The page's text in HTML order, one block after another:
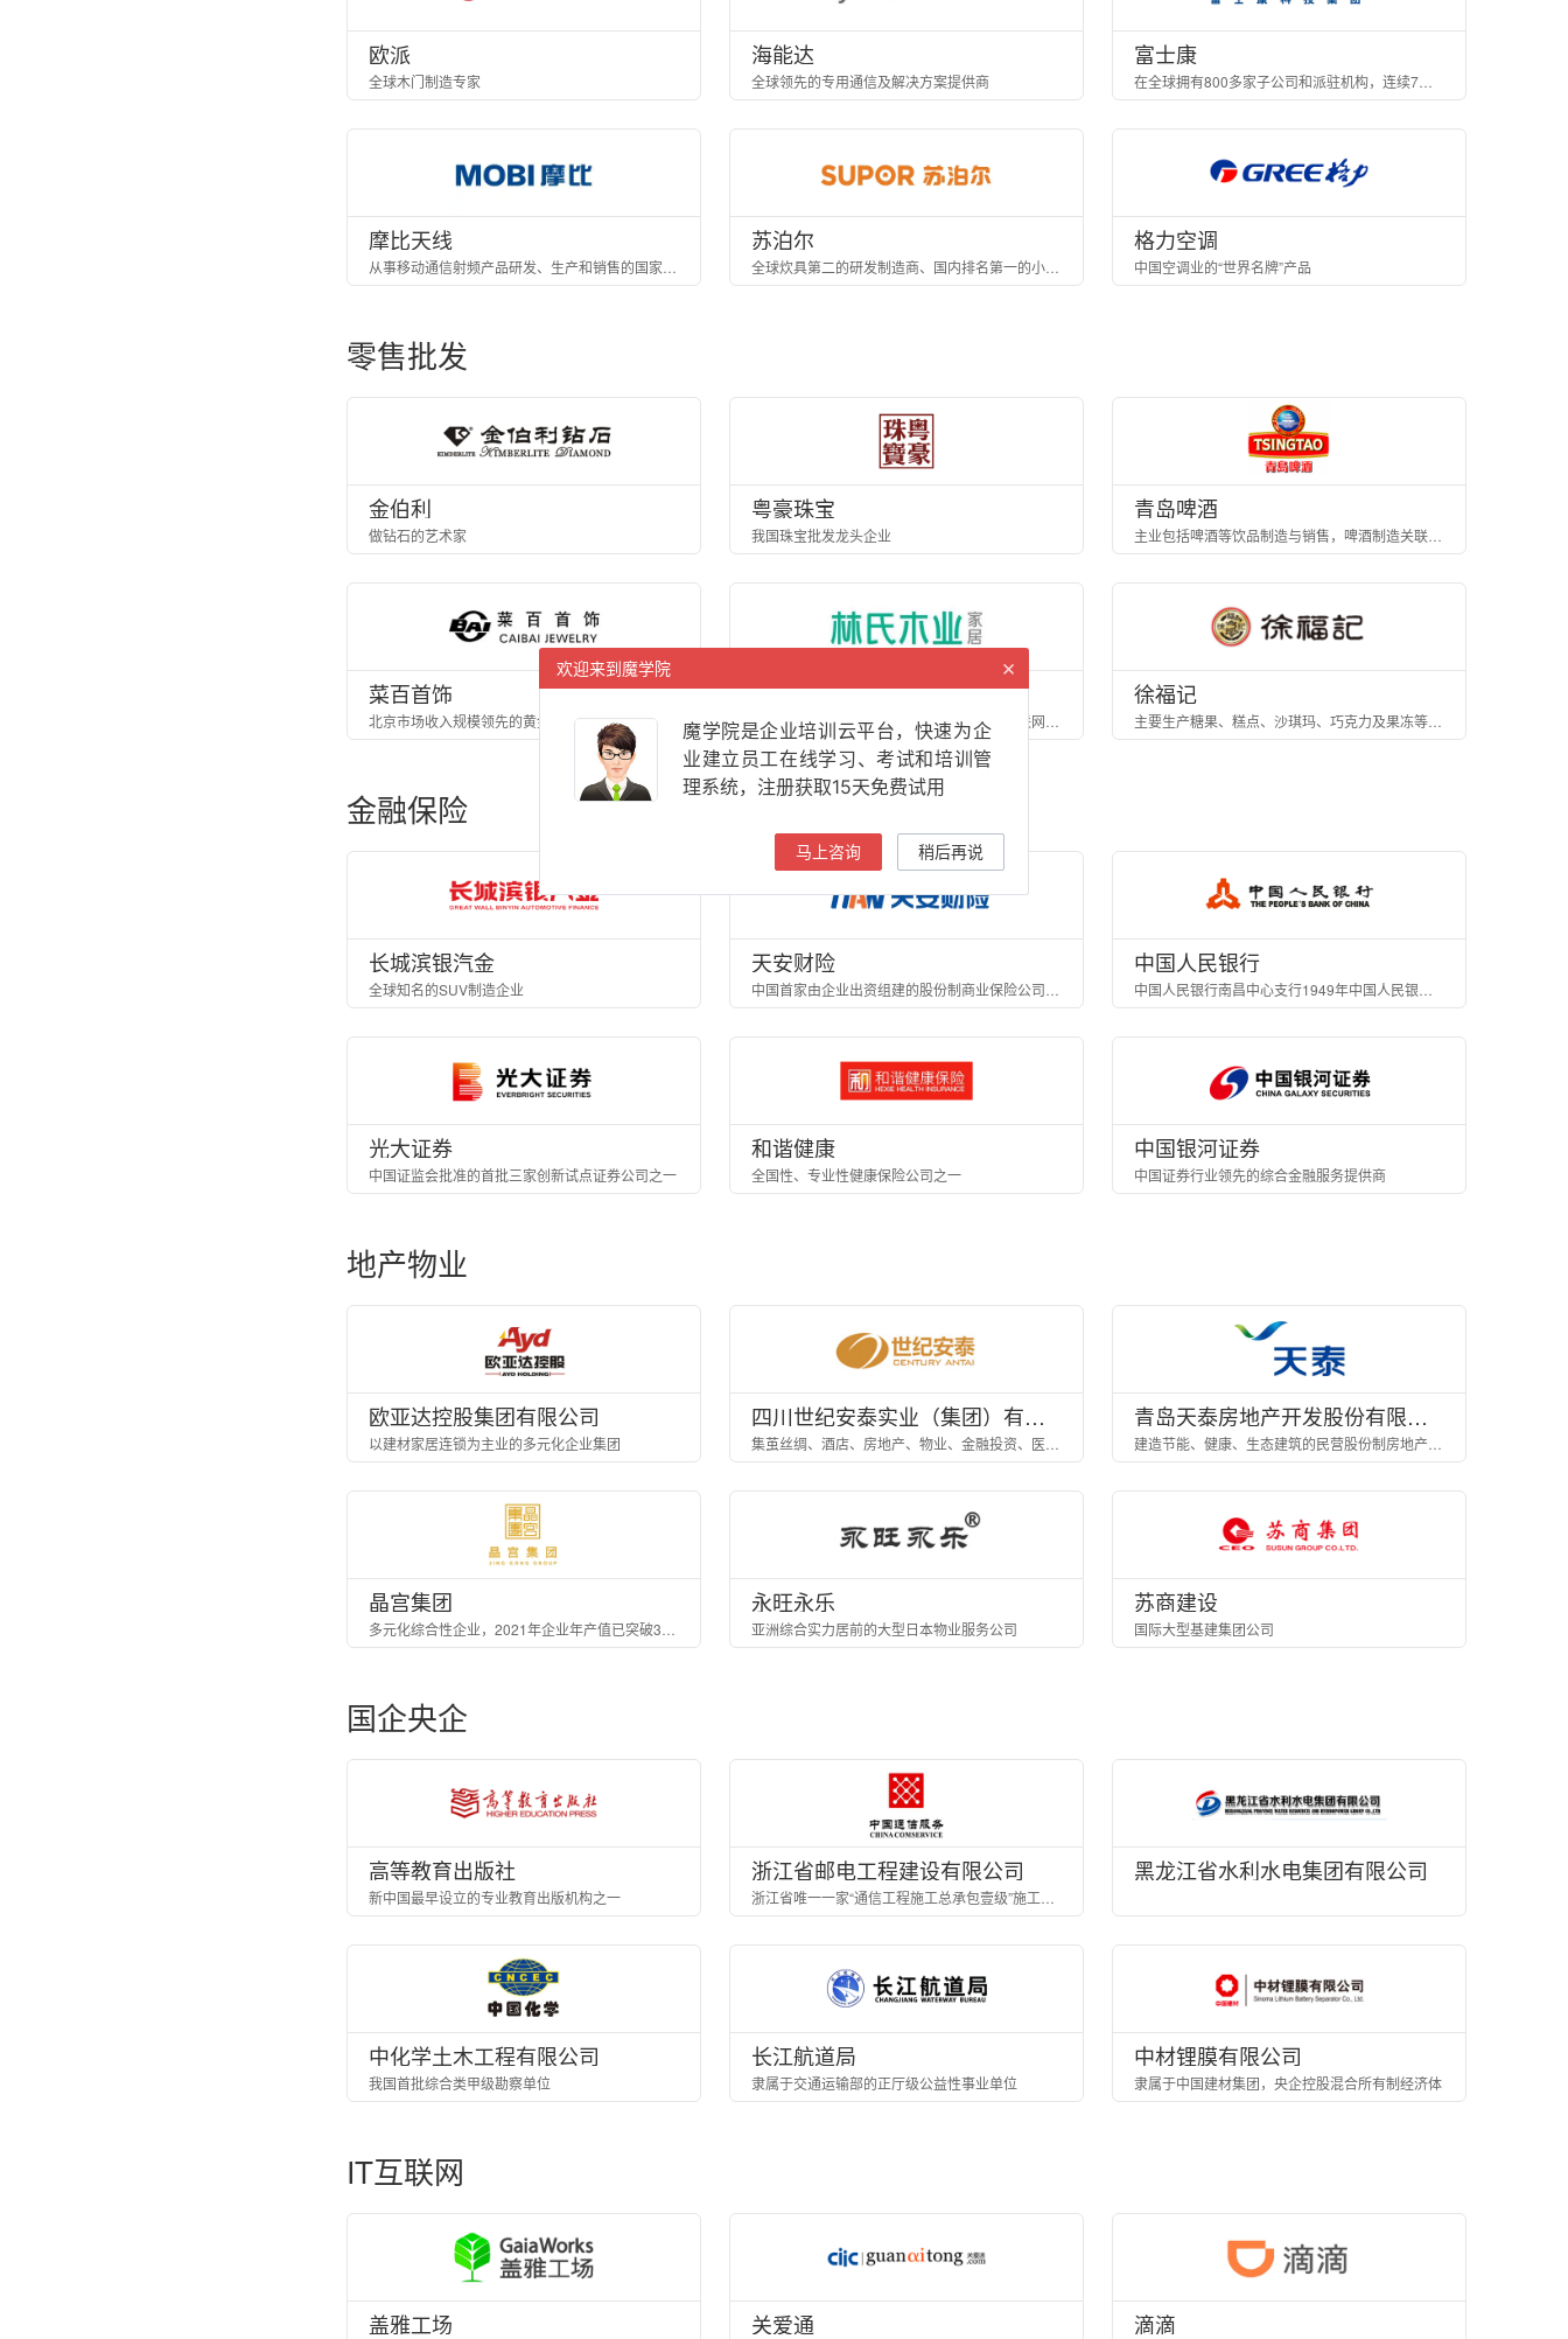
欧派
全球木门制造专家
海能达
全球领先的专用通信及解决方案提供商
富士康
摩比天线 苏泊尔 格力空调
中国空调业的“世界名牌”产品
零售批发
金伯利
做钻石的艺术家
粤豪珠宝
我国珠宝批发龙头企业
青岛啤酒
菜百首饰
北京市场收入规模领先的黄金珠宝企业
林氏木业 徐福记
金融保险
长城滨银汽金
全球知名的SUV制造企业
天安财险 中国人民银行
光大证券
中国证监会批准的首批三家创新试点证券公司之一
和谐健康
全国性、专业性健康保险公司之一
中国银河证券
中国证券行业领先的综合金融服务提供商
地产物业
欧亚达控股集团有限公司
以建材家居连锁为主业的多元化企业集团
四川世纪安泰实业（集团）有限公司 青岛天泰房地产开发股份有限公司
晶宫集团 永旺永乐
亚洲综合实力居前的大型日本物业服务公司
苏商建设
国际大型基建集团公司
国企央企
高等教育出版社
新中国最早设立的专业教育出版机构之一
浙江省邮电工程建设有限公司 黑龙江省水利水电集团有限公司
中化学土木工程有限公司
我国首批综合类甲级勘察单位
长江航道局
隶属于交通运输部的正厅级公益性事业单位
中材锂膜有限公司
隶属于中国建材集团，央企控股混合所有制经济体
IT互联网
盖雅工场 关爱通 滴滴
欢迎来到魔学院
魔学院是企业培训云平台，快速为企
业建立员工在线学习、考试和培训管
理系统，注册获取15天免费试用
马上咨询 稍后再说
×